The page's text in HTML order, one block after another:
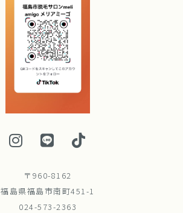
〒960-8162
福島県福島市南町451-1
024-573-2363